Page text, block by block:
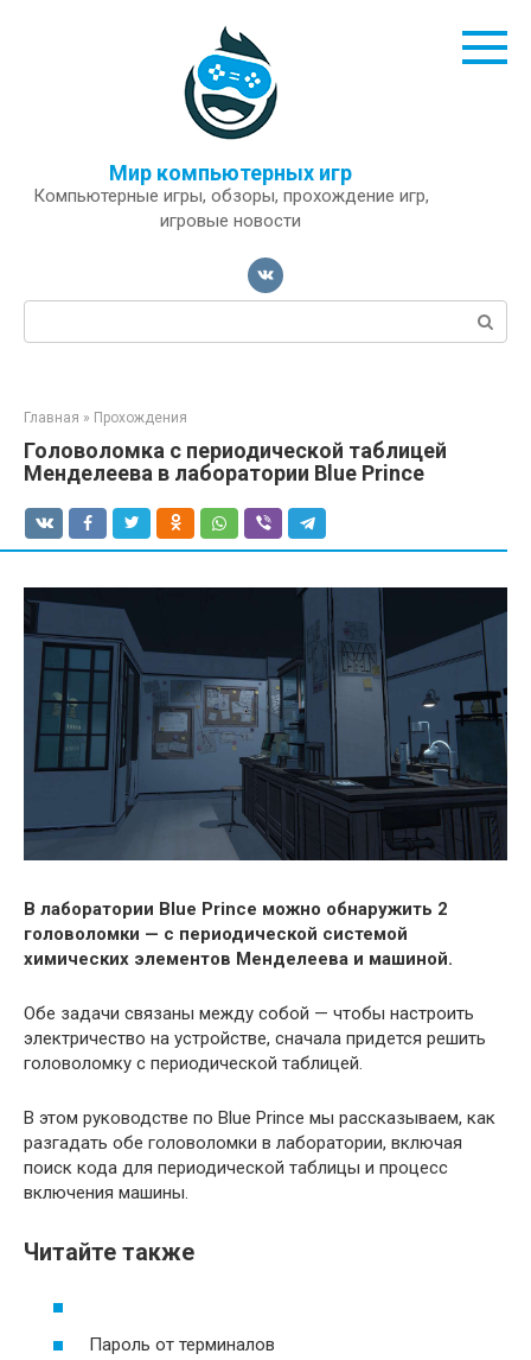
Мир компьютерных игр
Компьютерные игры, обзоры, прохождение игр,
игровые новости
Поиск:
Главная » Прохождения
Головоломка с периодической таблицей
Менделеева в лаборатории Blue Prince
В лаборатории Blue Prince можно обнаружить 2
головоломки — с периодической системой
химических элементов Менделеева и машиной.
Обе задачи связаны между собой — чтобы настроить
электричество на устройстве, сначала придется решить
головоломку с периодической таблицей.
В этом руководстве по Blue Prince мы рассказываем, как
разгадать обе головоломки в лаборатории, включая
поиск кода для периодической таблицы и процесс
включения машины.
Читайте также
Пароль от терминалов